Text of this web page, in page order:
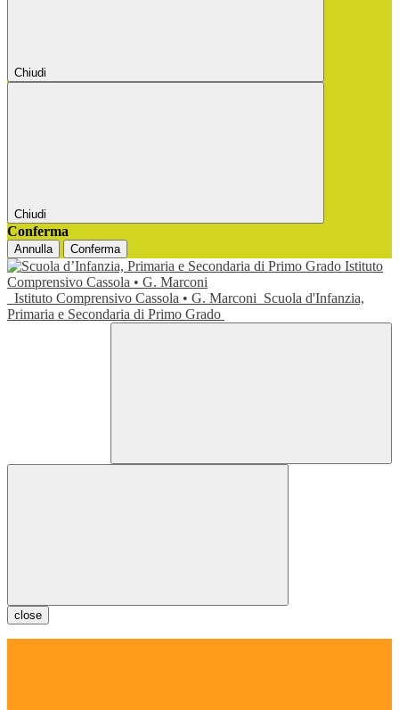
Chiudi
Chiudi
Conferma
Annulla Conferma
Istituto Comprensivo Cassola • G. Marconi Scuola d'Infanzia,
Primaria e Secondaria di Primo Grado
close